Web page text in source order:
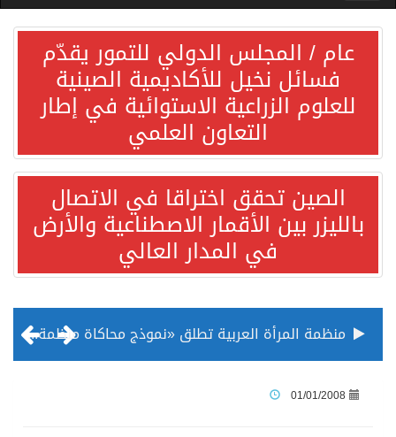
عام / المجلس الدولي للتمور يقدّم
فسائل نخيل للأكاديمية الصينية
للعلوم الزراعية الاستوائية في إطار
التعاون العلمي
الصين تحقق اختراقا في الاتصال
بالليزر بين الأقمار الاصطناعية والأرض
في المدار العالي
منظمة المرأة العربية تطلق «نموذج محاكاة منظمة المرأة العربية للشباب» بمشاركة 10 دول عربية..غدًا
01/01/2008